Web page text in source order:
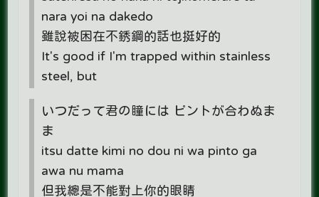
nara yoi na dakedo
雖說被困在不銹鋼的話也挺好的
It's good if I'm trapped within stainless
steel, but
いつだって君の瞳には ピントが合わぬま
ま
itsu datte kimi no dou ni wa pinto ga
awa nu mama
但我總是不能對上你的眼睛